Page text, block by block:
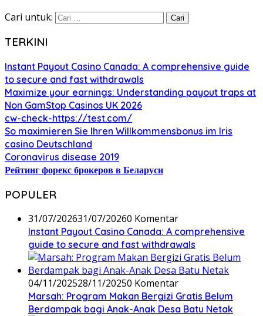
Cari untuk:
TERKINI
Instant Payout Casino Canada: A comprehensive guide
to secure and fast withdrawals
Maximize your earnings: Understanding payout traps at
Non GamStop Casinos UK 2026
cw-check-https://test.com/
So maximieren Sie Ihren Willkommensbonus im Iris
casino Deutschland
Coronavirus disease 2019
Рейтинг форекс брокеров в Беларуси
POPULER
31/07/202631/07/20260 Komentar
Instant Payout Casino Canada: A comprehensive
guide to secure and fast withdrawals
04/11/202528/11/20250 Komentar
Marsah: Program Makan Bergizi Gratis Belum
Berdampak bagi Anak-Anak Desa Batu Netak